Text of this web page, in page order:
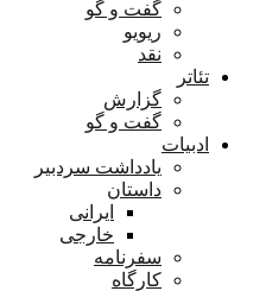
گفت و گو
ریویو
نقد
تئاتر
گزارش
گفت و گو
ادبیات
یادداشت سردبیر
داستان
ایرانی
خارجی
سفرنامه
کارگاه